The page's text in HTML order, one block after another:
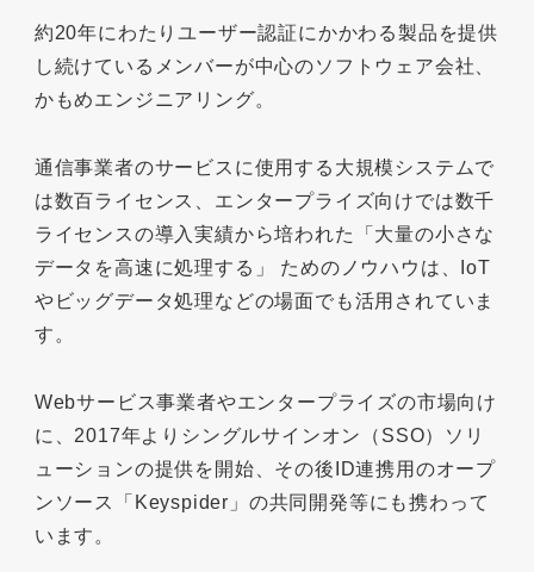
約20年にわたりユーザー認証にかかわる製品を提供
し続けているメンバーが中心のソフトウェア会社、
かもめエンジニアリング。
通信事業者のサービスに使用する大規模システムで
は数百ライセンス、エンタープライズ向けでは数千
ライセンスの導入実績から培われた「大量の小さな
データを高速に処理する」 ためのノウハウは、IoT
やビッグデータ処理などの場面でも活用されていま
す。
Webサービス事業者やエンタープライズの市場向け
に、2017年よりシングルサインオン（SSO）ソリ
ューションの提供を開始、その後ID連携用のオープ
ンソース「Keyspider」の共同開発等にも携わって
います。